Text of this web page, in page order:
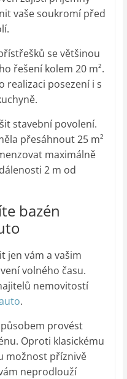
vaše soukromí před
se většinou
řešení kolem 20 m².
realizaci posezení i s
stavební povolení.
přesáhnout 25 m²
maximálně
2 m od
bazén
jen vám a vašim
volného času.
nemovitostí
.
provést
Oproti klasickému
možnost příznivě
neprodlouží